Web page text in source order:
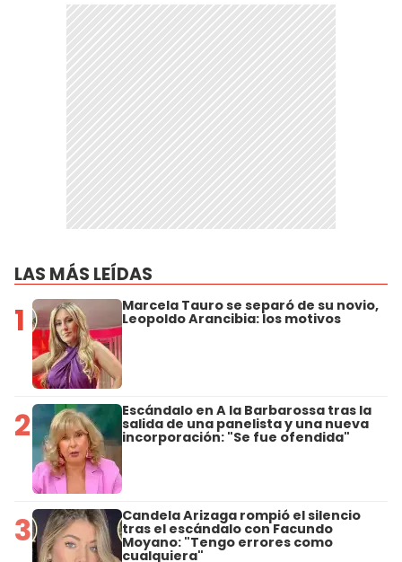
LAS MÁS LEÍDAS
1 Marcela Tauro se separó de su novio,
Leopoldo Arancibia: los motivos
2 Escándalo en A la Barbarossa tras la
salida de una panelista y una nueva
incorporación: "Se fue ofendida"
3 Candela Arizaga rompió el silencio
tras el escándalo con Facundo
Moyano: "Tengo errores como
cualquiera"